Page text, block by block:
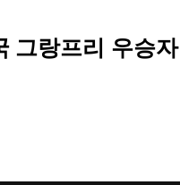
그랑프리 우승자